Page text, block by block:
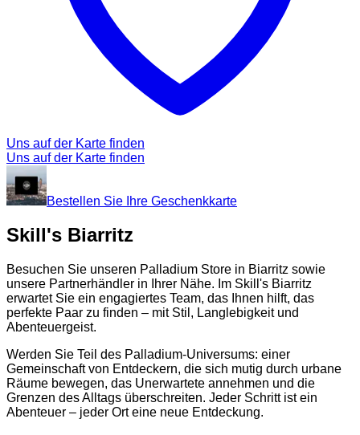
Uns auf der Karte finden
Uns auf der Karte finden
Bestellen Sie Ihre Geschenkkarte
Skill's Biarritz
Besuchen Sie unseren Palladium Store in Biarritz sowie
unsere Partnerhändler in Ihrer Nähe. Im Skill's Biarritz
erwartet Sie ein engagiertes Team, das Ihnen hilft, das
perfekte Paar zu finden – mit Stil, Langlebigkeit und
Abenteuergeist.
Werden Sie Teil des Palladium-Universums: einer
Gemeinschaft von Entdeckern, die sich mutig durch urbane
Räume bewegen, das Unerwartete annehmen und die
Grenzen des Alltags überschreiten. Jeder Schritt ist ein
Abenteuer – jeder Ort eine neue Entdeckung.